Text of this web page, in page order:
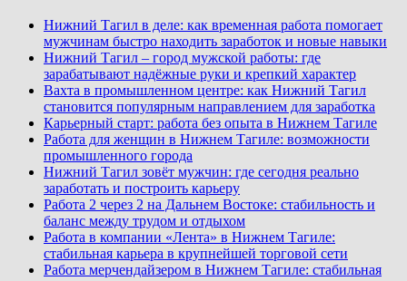
Нижний Тагил в деле: как временная работа помогает
мужчинам быстро находить заработок и новые навыки
Нижний Тагил – город мужской работы: где
зарабатывают надёжные руки и крепкий характер
Вахта в промышленном центре: как Нижний Тагил
становится популярным направлением для заработка
Карьерный старт: работа без опыта в Нижнем Тагиле
Работа для женщин в Нижнем Тагиле: возможности
промышленного города
Нижний Тагил зовёт мужчин: где сегодня реально
заработать и построить карьеру
Работа 2 через 2 на Дальнем Востоке: стабильность и
баланс между трудом и отдыхом
Работа в компании «Лента» в Нижнем Тагиле:
стабильная карьера в крупнейшей торговой сети
Работа мерчендайзером в Нижнем Тагиле: стабильная